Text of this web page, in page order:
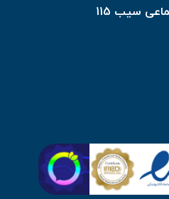
سیب 115